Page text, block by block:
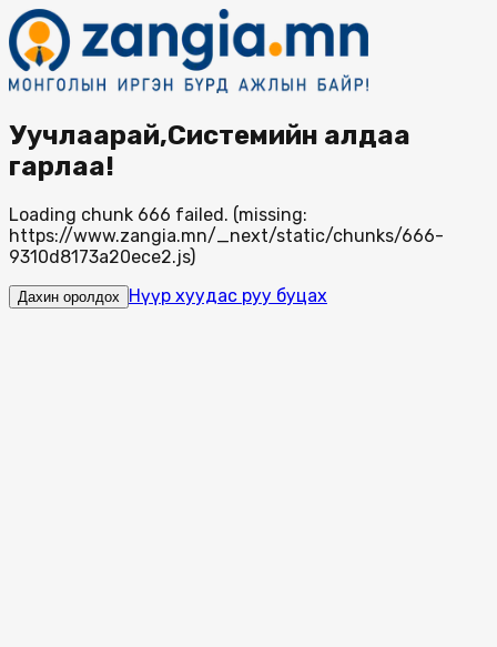
Уучлаарай,Системийн алдаа
гарлаа!
Loading chunk 666 failed. (missing:
https://www.zangia.mn/_next/static/chunks/666-
9310d8173a20ece2.js)
Дахин оролдох Нүүр хуудас руу буцах